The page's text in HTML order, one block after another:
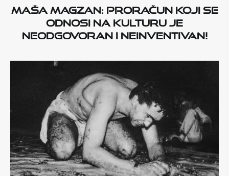
Maša Magzan: Proračun koji se
odnosi na kulturu je
neodgovoran i neinventivan!